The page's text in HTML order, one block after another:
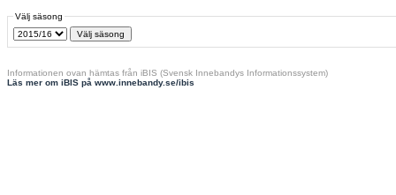
Välj säsong
Informationen ovan hämtas från iBIS (Svensk Innebandys Informationssystem)
Läs mer om iBIS på www.innebandy.se/ibis